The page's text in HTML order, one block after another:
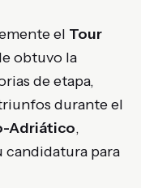
el Tour
obtuvo la
de etapa,
durante el
Adriático,
candidatura para